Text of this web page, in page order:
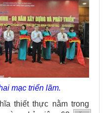
mạc triển lãm.
thiết thực nằm trong